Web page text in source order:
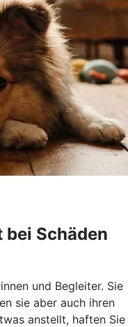
Schäden
und Begleiter. Sie
sie aber auch ihren
anstellt, haften Sie